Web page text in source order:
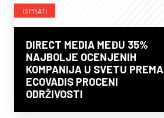
ISPRATI
DIRECT MEDIA MEĐU 35%
NAJBOLJE OCENJENIH
KOMPANIJA U SVETU PREMA
ECOVADIS PROCENI
ODRŽIVOSTI